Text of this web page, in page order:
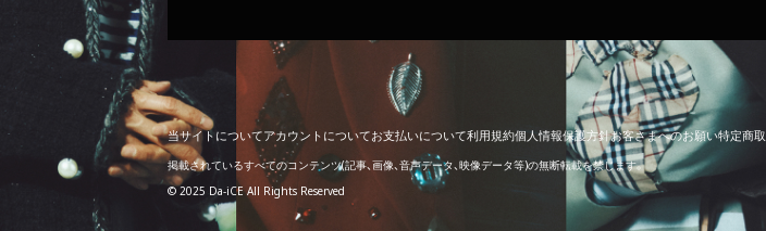
当サイト についてアカウン ト についてお支払いについて利用規約個 人情報保護方針お客さまへのお願い特定商取
掲載されているすべてのコンテンツ(記事、画像、音声データ、映像データ等)の無断転載を禁じます。
© 2025 Da-iCE All Rights Reserved